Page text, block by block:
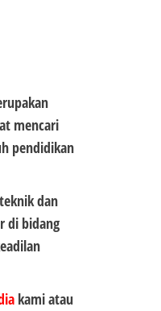
mencari
pendidikan
dan
di bidang
kami atau